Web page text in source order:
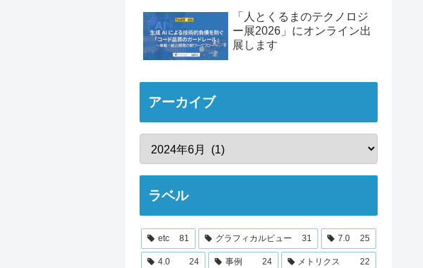
「人とくるまのテクノロジ
ー展2026」にオンライン出
展します
アーカイブ
ラベル
etc 81 グラフィカルビュー 31 7.0 25
4.0 24 事例 24 メトリクス 22